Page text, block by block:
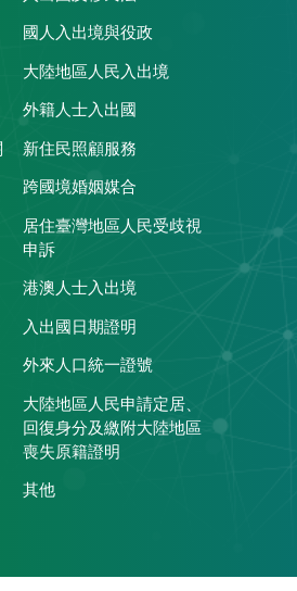
國人入出境與役政
大陸地區人民入出境
外籍人士入出國
新住民照顧服務
跨國境婚姻媒合
居住臺灣地區人民受歧視
申訴
港澳人士入出境
入出國日期證明
外來人口統一證號
大陸地區人民申請定居、
回復身分及繳附大陸地區
喪失原籍證明
其他